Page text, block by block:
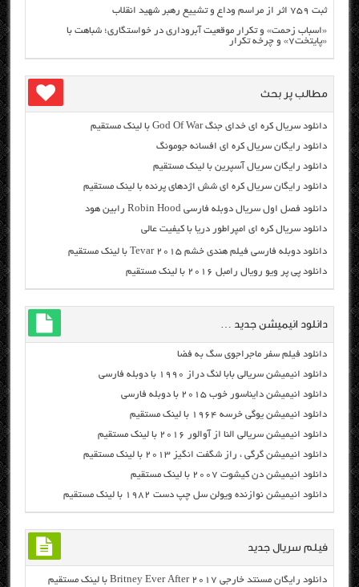
ثبت ۷۵۹ اثر از مراسم وداع و تشییع رهبر شهید انقلاب
«اسباب زحمت» و تکرار موقعیت آبروداری در خواستگاری؛ شباهت با
«پایتخت۷» و چرخه تکرار
مطالب پر بحث
دانلود سریال کره ای خدای جنگ God Of War با لینک مستقیم
دانلود رایگان سریال کره ای افسانه جومونگ
دانلود رایگان سریال آسپرین با لینک مستقیم
دانلود رایگان سریال کره ای شش اژدهای پرنده با لینک مستقیم
دانلود فصل اول سریال دوبله فارسی Robin Hood رابین هود
دانلود سریال کره ای امپراطور دریا با کیفیت عالی
دانلود دوبله فارسی فیلم هندی خشم Tevar ۲۰۱۵ با لینک مستقیم
دانلود پی پر ویو رویال رامبل ۲۰۱۶ با لینک مستقیم
دانلود انیمیشن جدید …
دانلود فیلم سفر ماجراجوی سگ به فضا
دانلود انیمیشن سریالی بابا لنگ دراز ۱۹۹۰ با دوبله فارسی
دانلود انیمیشن دایناسور خوب ۲۰۱۵ با دوبله فارسی
دانلود انیمیشن یوگی خرسه ۱۹۶۴ با لینک مستقیم
دانلود انیمیشن سریالی النا از آوالور ۲۰۱۶ با لینک مستقیم
دانلود انیمیشن گرگی ، راز شگفت انگیز ۲۰۱۳ با لینک مستقیم
دانلود انیمیشن دن کیشوت ۲۰۰۷ با لینک مستقیم
دانلود انیمیشن نوازنده ویولن سل چپ دست ۱۹۸۲ با لینک مستقیم
فیلم سریال جدید
دانلود رایگان مسنتد خارجی Britney Ever After 2017 با لینک مستقیم